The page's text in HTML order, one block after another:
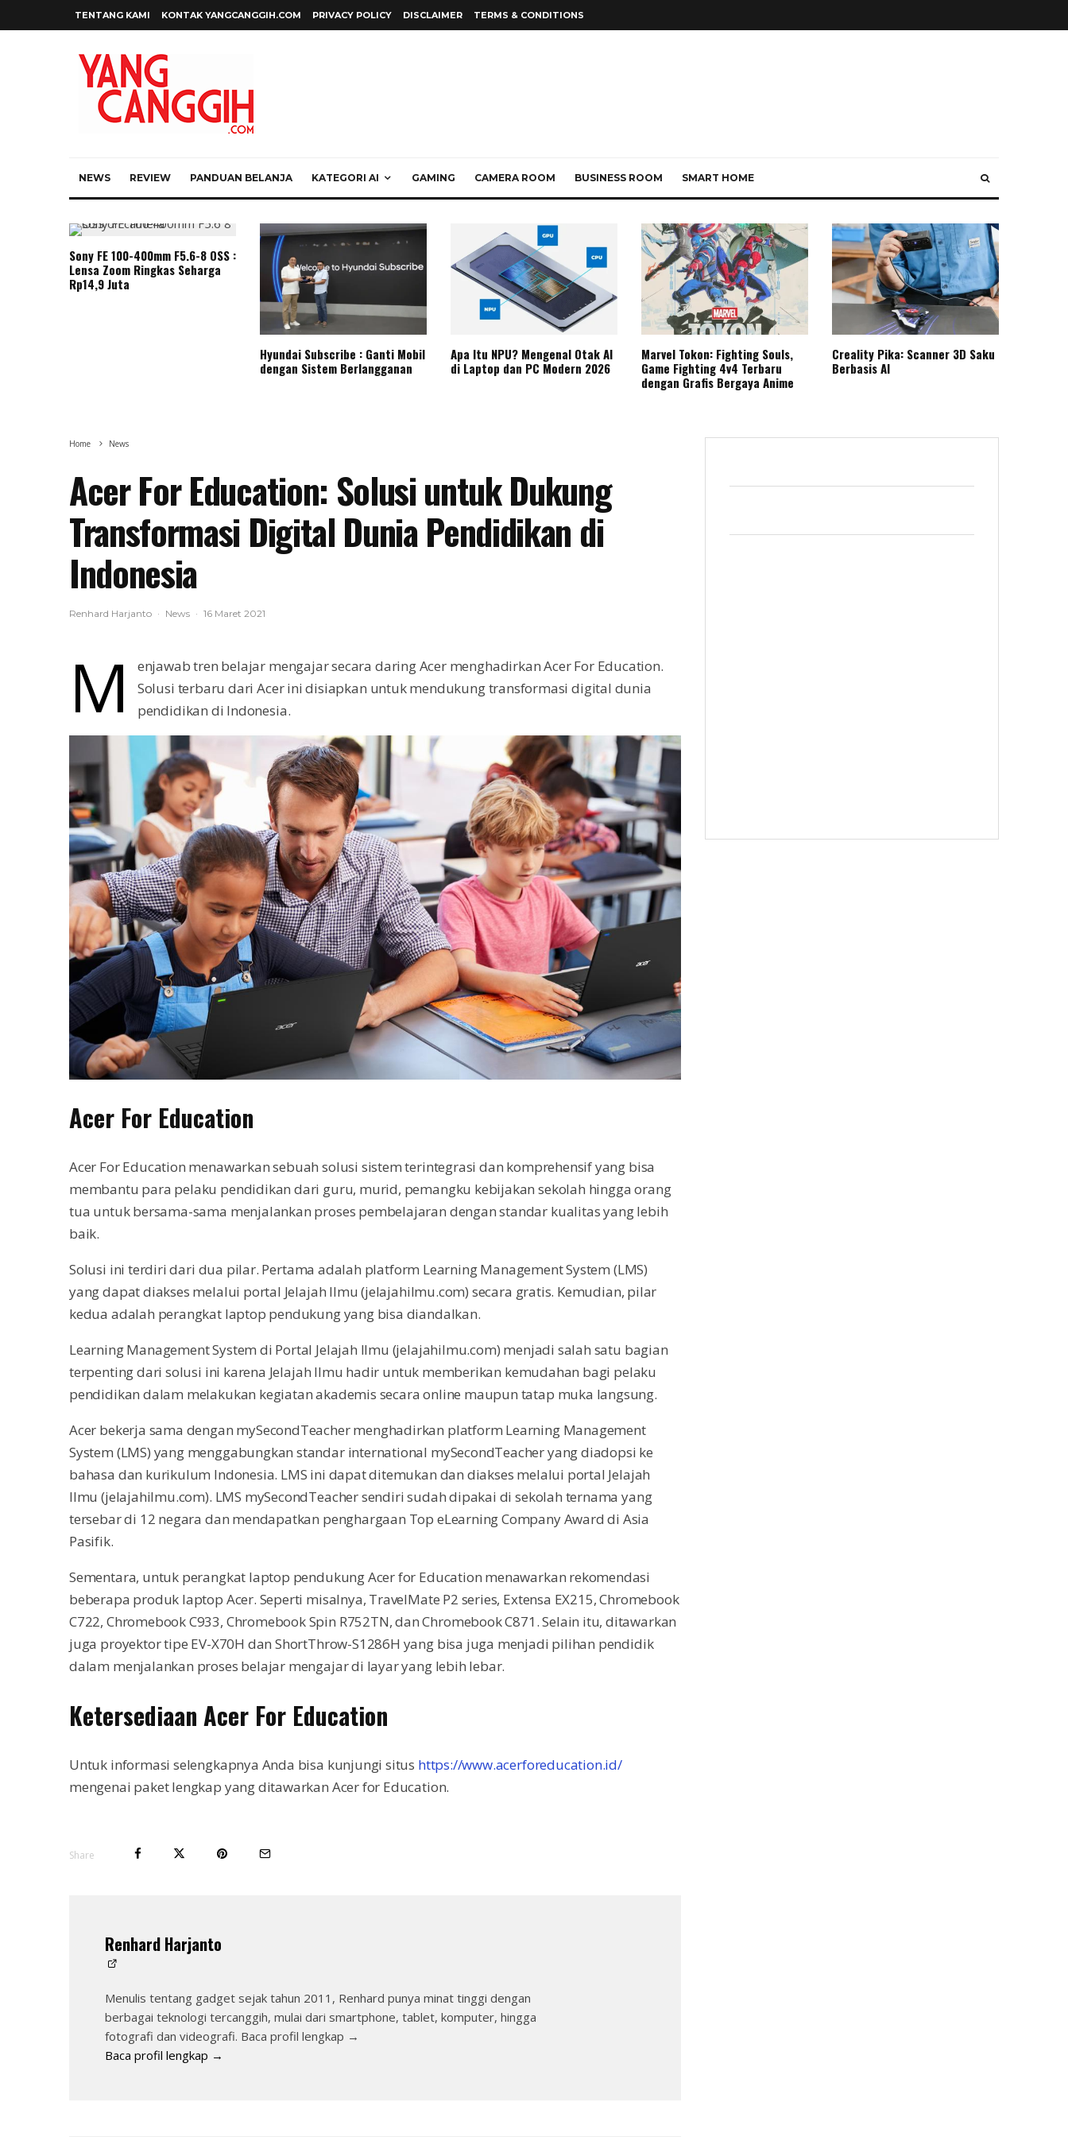
TENTANG KAMI KONTAK YANGCANGGIH.COM PRIVACY POLICY DISCLAIMER TERMS & CONDITIONS
NEWS REVIEW PANDUAN BELANJA KATEGORI AI GAMING CAMERA ROOM BUSINESS ROOM SMART HOME
Sony FE 100-400mm F5.6-8 OSS :
Lensa Zoom Ringkas Seharga
Rp14,9 Juta
Hyundai Subscribe : Ganti Mobil
dengan Sistem Berlangganan
Apa Itu NPU? Mengenal Otak AI
di Laptop dan PC Modern 2026
Marvel Tokon: Fighting Souls,
Game Fighting 4v4 Terbaru
dengan Grafis Bergaya Anime
Creality Pika: Scanner 3D Saku
Berbasis AI
Home News
Acer For Education: Solusi untuk Dukung
Transformasi Digital Dunia Pendidikan di
Indonesia
Renhard Harjanto · News · 16 Maret 2021
M
enjawab tren belajar mengajar secara daring Acer menghadirkan Acer For Education.
Solusi terbaru dari Acer ini disiapkan untuk mendukung transformasi digital dunia
pendidikan di Indonesia.
Acer For Education
Acer For Education menawarkan sebuah solusi sistem terintegrasi dan komprehensif yang bisa
membantu para pelaku pendidikan dari guru, murid, pemangku kebijakan sekolah hingga orang
tua untuk bersama-sama menjalankan proses pembelajaran dengan standar kualitas yang lebih
baik.
Solusi ini terdiri dari dua pilar. Pertama adalah platform Learning Management System (LMS)
yang dapat diakses melalui portal Jelajah Ilmu (jelajahilmu.com) secara gratis. Kemudian, pilar
kedua adalah perangkat laptop pendukung yang bisa diandalkan.
Learning Management System di Portal Jelajah Ilmu (jelajahilmu.com) menjadi salah satu bagian
terpenting dari solusi ini karena Jelajah Ilmu hadir untuk memberikan kemudahan bagi pelaku
pendidikan dalam melakukan kegiatan akademis secara online maupun tatap muka langsung.
Acer bekerja sama dengan mySecondTeacher menghadirkan platform Learning Management
System (LMS) yang menggabungkan standar international mySecondTeacher yang diadopsi ke
bahasa dan kurikulum Indonesia. LMS ini dapat ditemukan dan diakses melalui portal Jelajah
Ilmu (jelajahilmu.com). LMS mySecondTeacher sendiri sudah dipakai di sekolah ternama yang
tersebar di 12 negara dan mendapatkan penghargaan Top eLearning Company Award di Asia
Pasifik.
Sementara, untuk perangkat laptop pendukung Acer for Education menawarkan rekomendasi
beberapa produk laptop Acer. Seperti misalnya, TravelMate P2 series, Extensa EX215, Chromebook
C722, Chromebook C933, Chromebook Spin R752TN, dan Chromebook C871. Selain itu, ditawarkan
juga proyektor tipe EV-X70H dan ShortThrow-S1286H yang bisa juga menjadi pilihan pendidik
dalam menjalankan proses belajar mengajar di layar yang lebih lebar.
Ketersediaan Acer For Education
Untuk informasi selengkapnya Anda bisa kunjungi situs https://www.acerforeducation.id/
mengenai paket lengkap yang ditawarkan Acer for Education.
Share
Renhard Harjanto
Menulis tentang gadget sejak tahun 2011, Renhard punya minat tinggi dengan
berbagai teknologi tercanggih, mulai dari smartphone, tablet, komputer, hingga
fotografi dan videografi. Baca profil lengkap →
Baca profil lengkap →